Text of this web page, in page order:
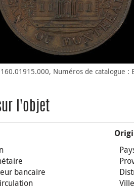
Numéros de catalogue :
l'objet
bancaire
Ville